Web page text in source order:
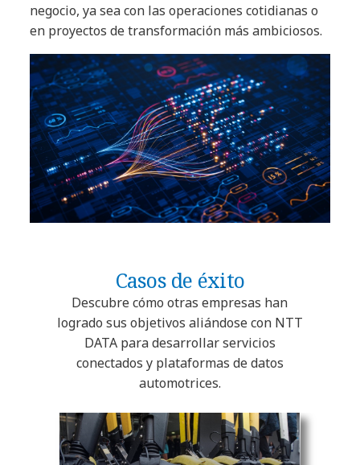
negocio, ya sea con las operaciones cotidianas o
en proyectos de transformación más ambiciosos.
Casos de éxito
Descubre cómo otras empresas han
logrado sus objetivos aliándose con NTT
DATA para desarrollar servicios
conectados y plataformas de datos
automotrices.